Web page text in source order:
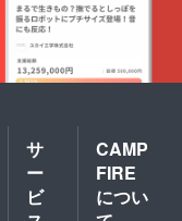
サ
ー
ビ
CAMP
FIRE
につい